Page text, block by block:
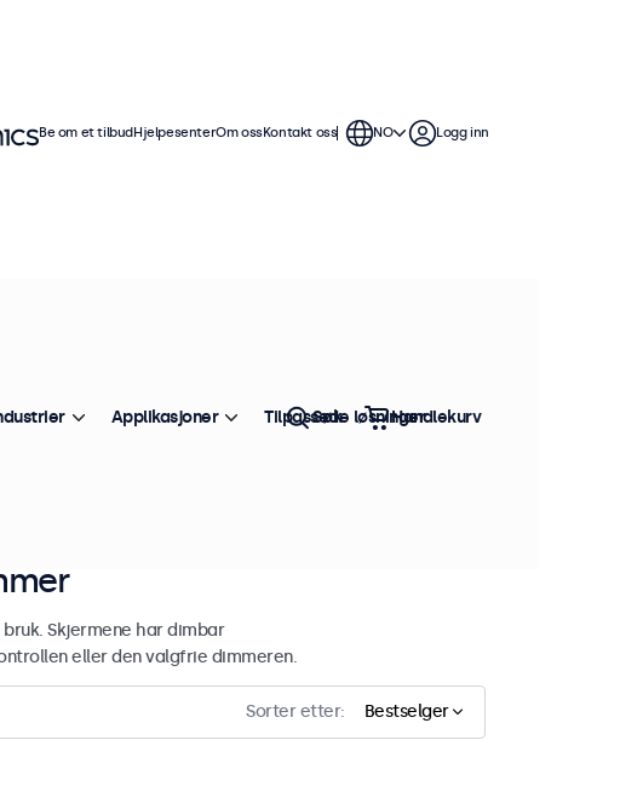
Skjermene har dimbar
eller den valgfrie dimmeren.
Sorter etter: Bestselger
Be om et tilbudHjelpesenterOm ossKontakt oss NO Logg inn
Applikasjoner Tilpassede løsninger
Søk Handlekurv